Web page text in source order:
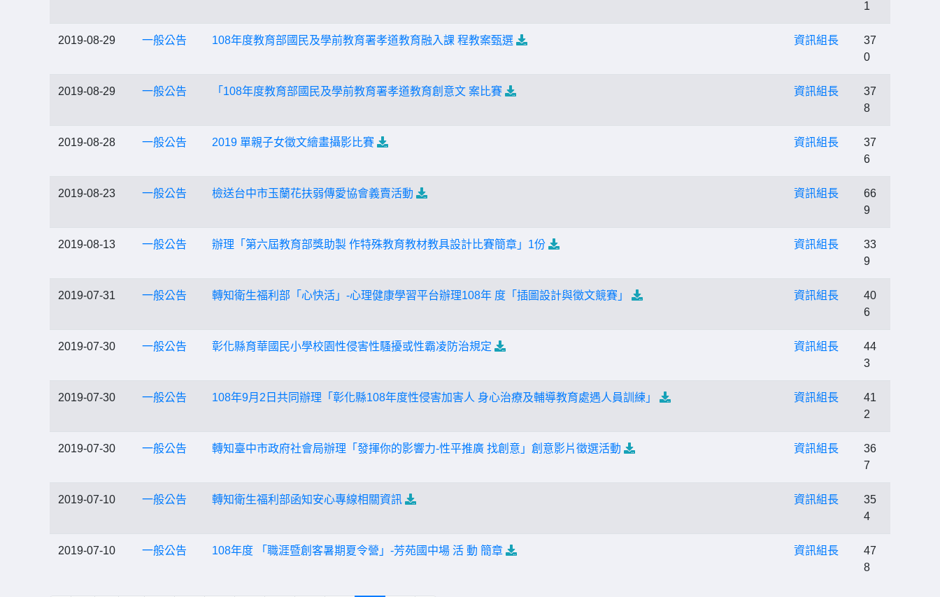
1
2019-08-29 一般公告 108年度教育部國民及學前教育署孝道教育融入課 程教案甄選 資訊組長
37
0
2019-08-29 一般公告 「108年度教育部國民及學前教育署孝道教育創意文 案比賽 資訊組長
37
8
2019-08-28 一般公告 2019 單親子女徵文繪畫攝影比賽 資訊組長
37
6
2019-08-23 一般公告 檢送台中市玉蘭花扶弱傳愛協會義賣活動 資訊組長
66
9
2019-08-13 一般公告 辦理「第六屆教育部獎助製 作特殊教育教材教具設計比賽簡章」1份 資訊組長
33
9
2019-07-31 一般公告 轉知衛生福利部「心快活」-心理健康學習平台辦理108年 度「插圖設計與徵文競賽」 資訊組長
40
6
2019-07-30 一般公告 彰化縣育華國民小學校園性侵害性騷擾或性霸凌防治規定 資訊組長
44
3
2019-07-30 一般公告 108年9月2日共同辦理「彰化縣108年度性侵害加害人 身心治療及輔導教育處遇人員訓練」 資訊組長
41
2
2019-07-30 一般公告 轉知臺中市政府社會局辦理「發揮你的影響力-性平推廣 找創意」創意影片徵選活動 資訊組長
36
7
2019-07-10 一般公告 轉知衛生福利部函知安心專線相關資訊 資訊組長
35
4
2019-07-10 一般公告 108年度 「職涯暨創客暑期夏令營」-芳苑國中場 活 動 簡章 資訊組長
47
8